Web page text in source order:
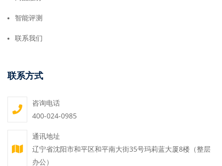
智能评测
联系我们
联系方式
咨询电话
400-024-0985
通讯地址
辽宁省沈阳市和平区和平南大街35号玛莉蓝大厦8楼（整层
办公）